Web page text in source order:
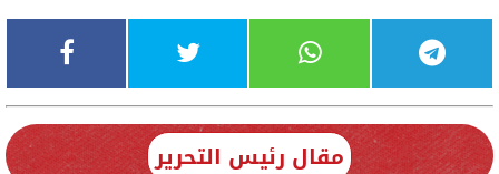
مقال رئيس التحرير